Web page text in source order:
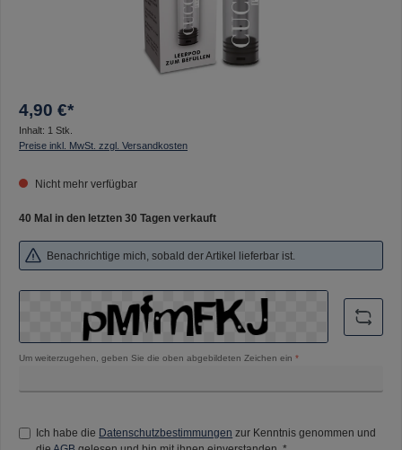
4,90 €*
Inhalt: 1 Stk.
Preise inkl. MwSt. zzgl. Versandkosten
Nicht mehr verfügbar
40 Mal in den letzten 30 Tagen verkauft
Benachrichtige mich, sobald der Artikel lieferbar ist.
Um weiterzugehen, geben Sie die oben abgebildeten Zeichen ein *
Ich habe die Datenschutzbestimmungen zur Kenntnis genommen und